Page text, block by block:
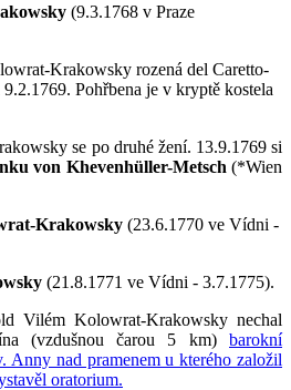
(9.3.1768 v Praze
Krakowsky rozená del Caretto-
Pohřbena je v kryptě kostela
se po druhé žení. 13.9.1769 si
von Khevenhüller-Metsch (*Wien
Krakowsky (23.6.1770 ve Vídni -
(21.8.1771 ve Vídni - 3.7.1775).
Vilém Kolowrat-Krakowsky nechal
(vzdušnou čarou 5 km) barokní
Anny nad pramenem u kterého založil
oratorium.